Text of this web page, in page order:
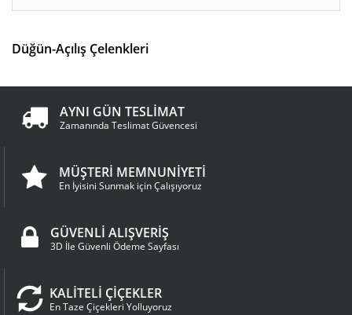
Düğün-Açılış Çelenkleri
AYNI GÜN TESLİMAT
Zamanında Teslimat Güvencesi
MÜŞTERİ MEMNUNİYETİ
En İyisini Sunmak için Çalışıyoruz
GÜVENLİ ALIŞVERİŞ
3D İle Güvenli Ödeme Sayfası
KALİTELİ ÇİÇEKLER
En Taze Çiçekleri Yolluyoruz